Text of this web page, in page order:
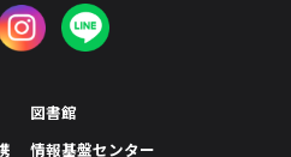
図書館
情報基盤センター